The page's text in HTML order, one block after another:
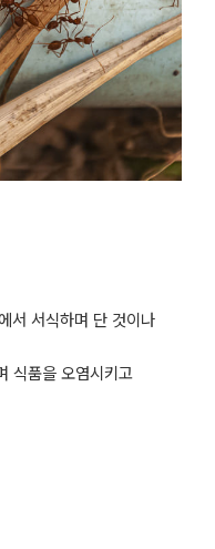
서 서식하며 단 것이나
식품을 오염시키고